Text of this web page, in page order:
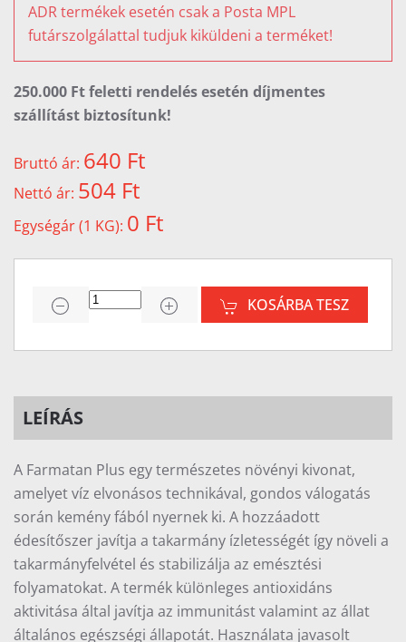
ADR termékek esetén csak a Posta MPL
futárszolgálattal tudjuk kiküldeni a terméket!
250.000 Ft feletti rendelés esetén díjmentes
szállítást biztosítunk!
Bruttó ár: 640 Ft
Nettó ár: 504 Ft
Egységár (1 KG): 0 Ft
KOSÁRBA TESZ
LEÍRÁS
A Farmatan Plus egy természetes növényi kivonat,
amelyet víz elvonásos technikával, gondos válogatás
során kemény fából nyernek ki. A hozzáadott
édesítőszer javítja a takarmány ízletességét így növeli a
takarmányfelvétel és stabilizálja az emésztési
folyamatokat. A termék különleges antioxidáns
aktivitása által javítja az immunitást valamint az állat
általános egészségi állapotát. Használata javasolt